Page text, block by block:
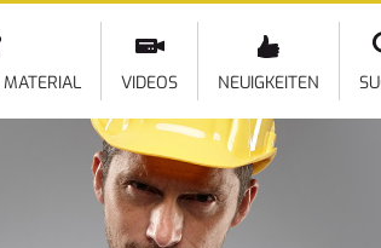
VIDEOS NEUIGKEITEN